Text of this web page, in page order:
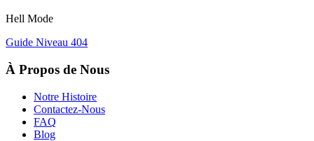
Hell Mode
Guide Niveau 404
À Propos de Nous
Notre Histoire
Contactez-Nous
FAQ
Blog